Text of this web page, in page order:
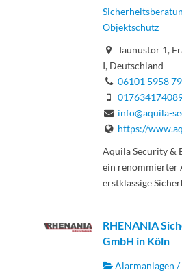
Objektschutz
Taunustor 1,
I, Deutschland
06101 5958
info@aquila-
https://
Aquila Security &
ein renommierter
erstklassige
RHENANIA
GmbH in Köln
Alarmanlagen /